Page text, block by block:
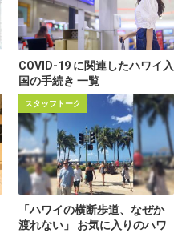
COVID-19 に関連したハワイ入
国の手続き 一覧
スタッフトーク
「ハワイの横断歩道、なぜか
渡れない」 お気に入りのハワ